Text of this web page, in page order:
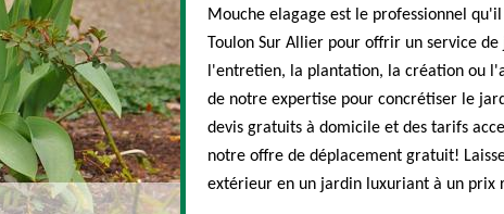
Mouche elagage est le professionnel
Toulon Sur Allier pour offrir un service
l'entretien, la plantation, la création ou
de notre expertise pour concrétiser le
devis gratuits à domicile et des tarifs
notre offre de déplacement gratuit!
extérieur en un jardin luxuriant à un prix